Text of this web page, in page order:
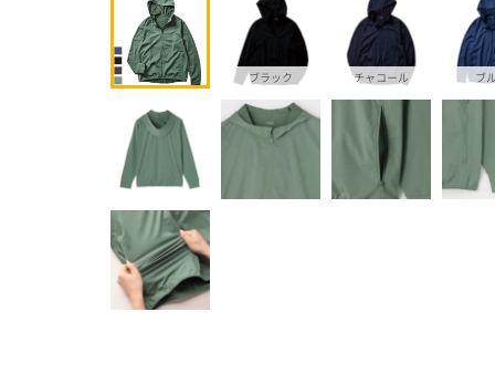
ブラック チャコール ブ